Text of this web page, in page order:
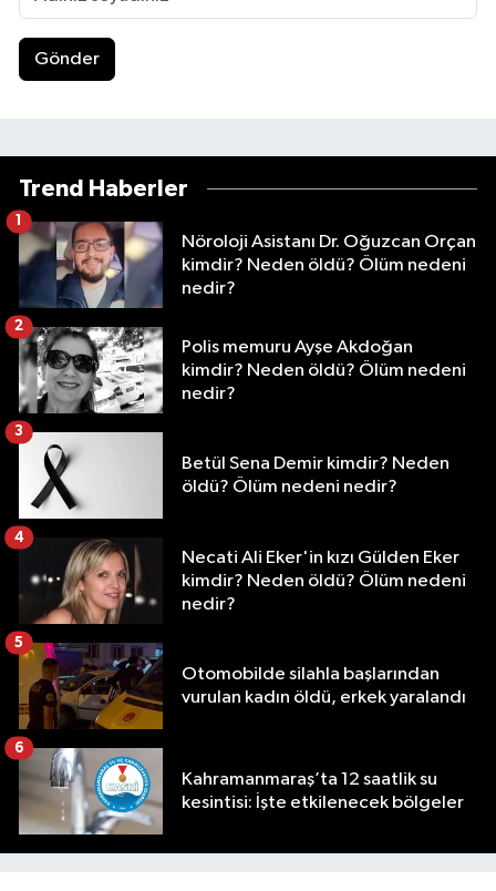
Gönder
Trend Haberler
Nöroloji Asistanı Dr. Oğuzcan Orçan
kimdir? Neden öldü? Ölüm nedeni
nedir?
Polis memuru Ayşe Akdoğan
kimdir? Neden öldü? Ölüm nedeni
nedir?
2
Betül Sena Demir kimdir? Neden
öldü? Ölüm nedeni nedir?
3
Necati Ali Eker'in kızı Gülden Eker
kimdir? Neden öldü? Ölüm nedeni
nedir?
4
Otomobilde silahla başlarından
vurulan kadın öldü, erkek yaralandı
5
Kahramanmaraş’ta 12 saatlik su
kesintisi: İşte etkilenecek bölgeler
6